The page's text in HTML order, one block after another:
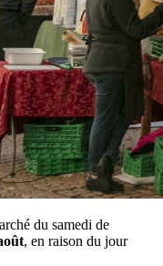
du samedi de
, en raison du jour